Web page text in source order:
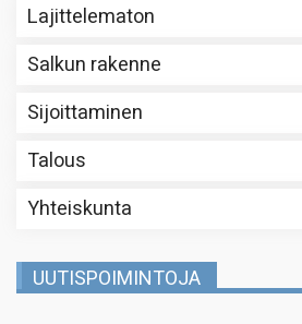
Lajittelematon
Salkun rakenne
Sijoittaminen
Talous
Yhteiskunta
UUTISPOIMINTOJA